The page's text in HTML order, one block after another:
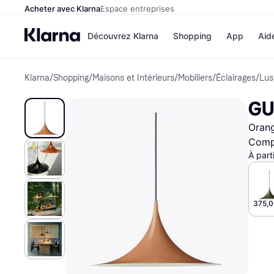
Acheter avec KlarnaEspace entreprises
Découvrez Klarna
Options de
Payer maintenant
Paiement en 3 fois
Paiement à 30 jours
Klarna sur Apple Pay
Shopping
Magasins
Airbnb
Temu
JD
Voir tous
App
Klarna/Shopping/Maisons et Intérieurs/Mobiliers/Éclairages/
À